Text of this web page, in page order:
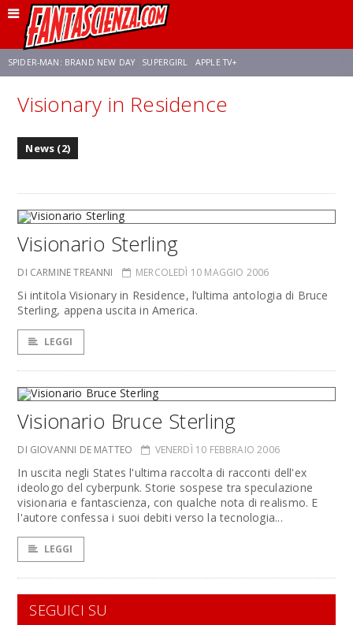
SPIDER-MAN: BRAND NEW DAY SUPERGIRL APPLE TV+
FRANCO RICCIARDIELLO ZENDAYA STAR TREK AVENGERS: DOOMSDAY
Visionary in Residence
News (2)
Visionario Sterling
DI CARMINE TREANNI MERCOLEDÌ 10 MAGGIO 2006
Si intitola Visionary in Residence, l’ultima antologia di Bruce
Sterling, appena uscita in America.
LEGGI
Visionario Bruce Sterling
DI GIOVANNI DE MATTEO VENERDÌ 10 FEBBRAIO 2006
In uscita negli States l'ultima raccolta di racconti dell'ex
ideologo del cyberpunk. Storie sospese tra speculazione
visionaria e fantascienza, con qualche nota di realismo. E
l'autore confessa i suoi debiti verso la tecnologia...
LEGGI
SEGUICI SU